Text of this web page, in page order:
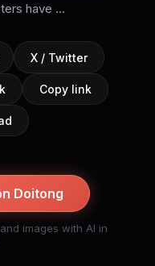
have ...
X / Twitter
Copy link
Doitong
images with AI in